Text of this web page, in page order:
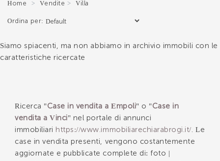
Home Vendite Villa
Ordina per:
Siamo spiacenti, ma non abbiamo in archivio immobili con le
caratteristiche ricercate
Ricerca " Case in vendita a Empoli" o " Case in
vendita a Vinci" nel portale di annunci
immobiliari https://www.immobiliarechiarabrogi.it/. Le
case in vendita presenti, vengono costantemente
aggiornate e pubblicate complete di: foto |
*Il tuo nome